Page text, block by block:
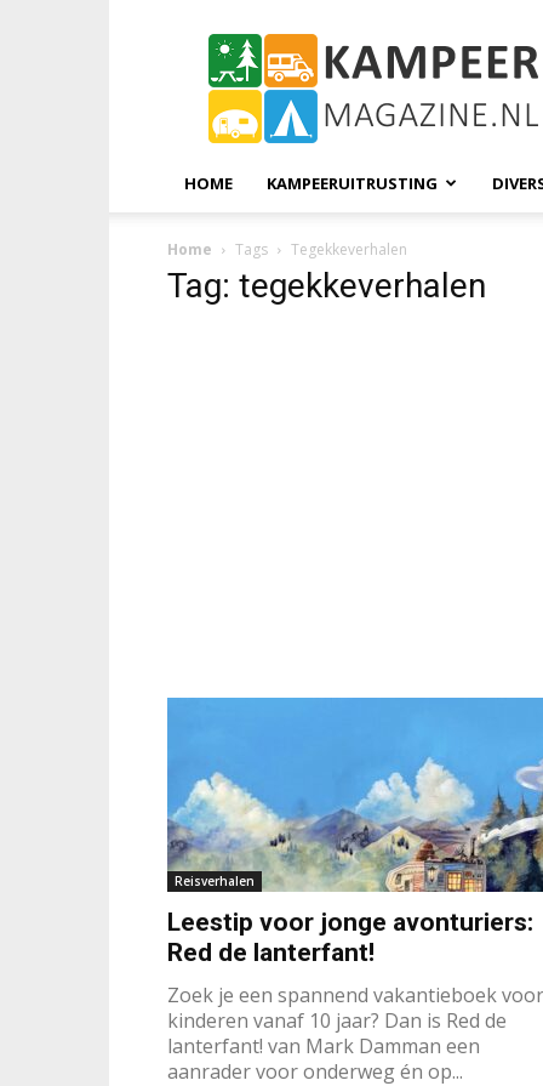
KampeerMagazine
HOME KAMPEERUITRUSTING
Home Tags Tegekkeverhalen
Tag: tegekkeverhalen
Reisverhalen
Leestip voor jonge avonturiers:
Red de lanterfant!
Zoek je een spannend vakantieboek voor
kinderen vanaf 10 jaar? Dan is Red de
lanterfant! van Mark Damman een
aanrader voor onderweg én op...